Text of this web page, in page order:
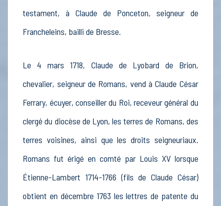
testament, à Claude de Ponceton, seigneur de
Francheleins, bailli de Bresse.
Le 4 mars 1718, Claude de Lyobard de Brion,
chevalier, seigneur de Romans, vend à Claude César
Ferrary, écuyer, conseiller du Roi, receveur général du
clergé du diocèse de Lyon, les terres de Romans, des
terres voisines, ainsi que les droits seigneuriaux.
Romans fut érigé en comté par Louis XV lorsque
Étienne-Lambert 1714-1766 (fils de Claude César)
obtient en décembre 1763 les lettres de patente du